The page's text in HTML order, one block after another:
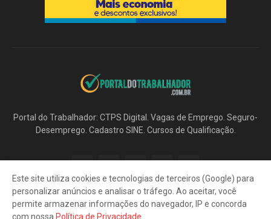
Portal do Trabalhador: CTPS Digital. Vagas de Emprego. Seguro-
Desemprego. Cadastro SINE. Cursos de Qualificação.
Este site utiliza cookies e tecnologias de terceiros (Google) para
personalizar anúncios e analisar o tráfego. Ao aceitar, você
permite armazenar informações do navegador, IP e concorda
com nossa Política de Privacidade